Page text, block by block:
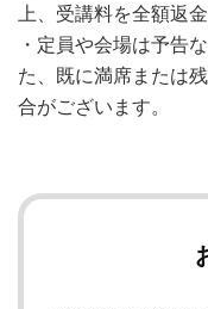
上、受講料を全額返
・定員や会場は予告
た、既に満席または
合がございます。